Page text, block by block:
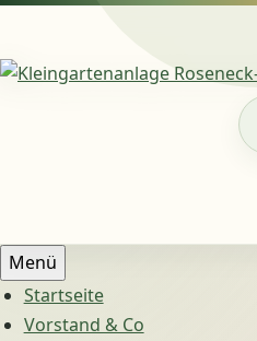
Zum
springen
Menü
Startseite
Vorstand & Co